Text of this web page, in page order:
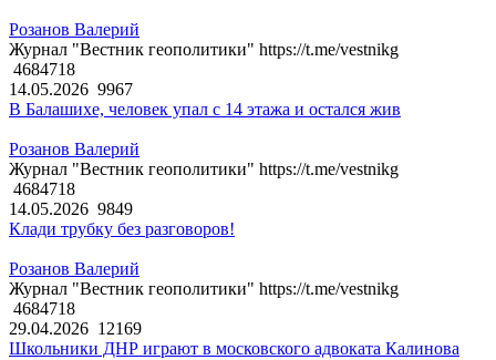
Розанов Валерий
Журнал "Вестник геополитики" https://t.me/vestnikg
4684718
14.05.2026 9967
В Балашихе, человек упал с 14 этажа и остался жив
Розанов Валерий
Журнал "Вестник геополитики" https://t.me/vestnikg
4684718
14.05.2026 9849
Клади трубку без разговоров!
Розанов Валерий
Журнал "Вестник геополитики" https://t.me/vestnikg
4684718
29.04.2026 12169
Школьники ДНР играют в московского адвоката Калинова